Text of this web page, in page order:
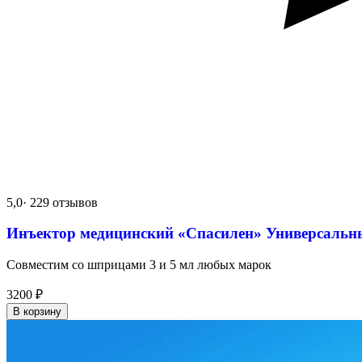
5,0· 229 отзывов
Инъектор медицинский «Спасилен»
Совместим со шприцами 3 и 5 мл любых марок
3200 ₽
В корзину